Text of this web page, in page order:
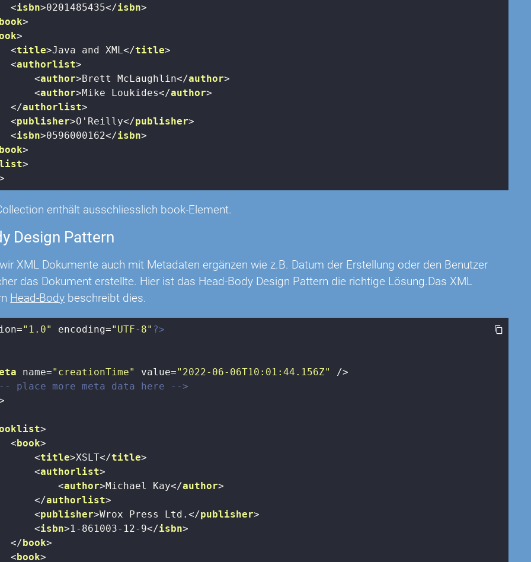
<isbn>0201485435</isbn>
book>
>
<title>Java and XML</title>
<authorlist>
<author> Brett McLaughlin</author>
<author>Mike Loukides</author>
</authorlist>
<publisher>O'Reilly</publisher>
<isbn>0596000162</isbn>
book>
>
enthält ausschliesslich book-Element.
Design Pattern
XML Dokumente auch mit Metadaten ergänzen wie z.B. Datum der Erstellung oder den Benutzer
das Dokument erstellte. Hier ist das Head-Body Design Pattern die richtige Lösung.Das XML
Head-Body beschreibt dies.
"1.0" encoding="UTF-8" ?>
name="creationTime" value="2022-06-06T10:01:44.156Z"
/>
place more meta data here -->
>
< book>
<title>XSLT</title>
<authorlist>
<author>Michael Kay</author>
</authorlist>
<publisher>Wrox Press Ltd.</publisher>
<isbn>1-861003-12-9</isbn>
</ book>
< book>